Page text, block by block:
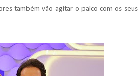
também vão agitar o palco com os seus